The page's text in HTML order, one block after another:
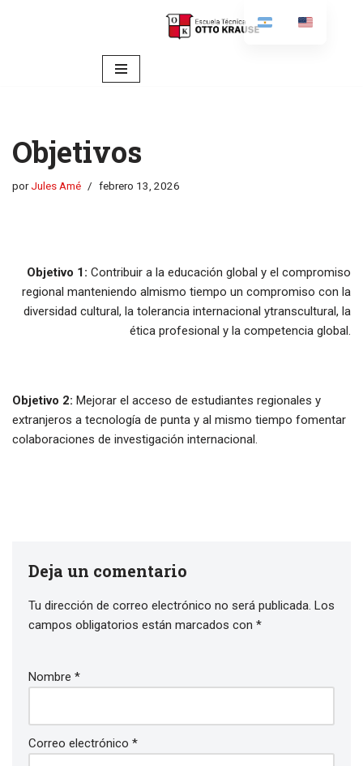
Objetivos
porJules Amé febrero 13, 2026
Objetivo 1: Contribuir a la educación global y el compromiso
regional manteniendo almismo tiempo un compromiso con la
diversidad cultural, la tolerancia internacional ytranscultural, la
ética profesional y la competencia global.
Objetivo 2: Mejorar el acceso de estudiantes regionales y
extranjeros a tecnología de punta y al mismo tiempo fomentar
colaboraciones de investigación internacional.
Deja un comentario
Tu dirección de correo electrónico no será publicada. Los
campos obligatorios están marcados con *
Nombre *
Correo electrónico *